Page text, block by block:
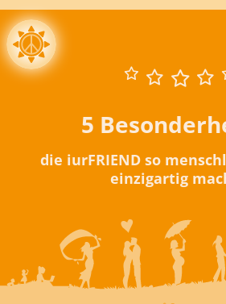
5
die iurFRIEND so
einzigartig